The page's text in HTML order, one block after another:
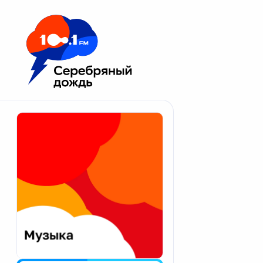
Москва 100.1 FM
Апатиты
Екатеринбург
Калининград
Калуга